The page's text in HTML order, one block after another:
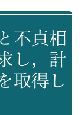
不貞相
し，計
取得し